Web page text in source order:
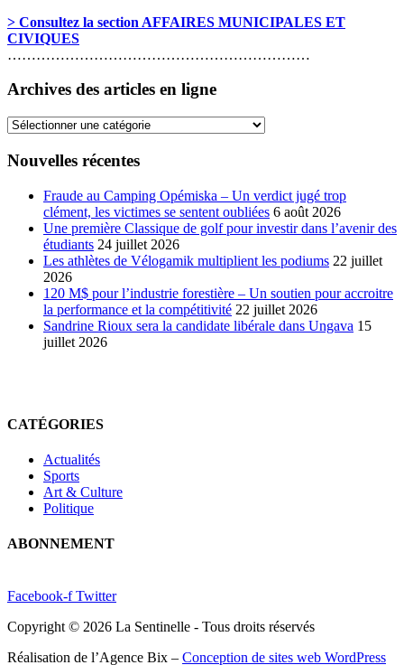
> Consultez la section AFFAIRES MUNICIPALES ET
CIVIQUES
………………………………………………………
Archives des articles en ligne
Archives
articles
Nouvelles récentes
Fraude au Camping Opémiska – Un verdict jugé trop
clément, les victimes se sentent oubliées 6 août 2026
Une première Classique de golf pour investir dans l’avenir des
étudiants 24 juillet 2026
Les athlètes de Vélogamik multiplient les podiums 22 juillet
2026
120 M$ pour l’industrie forestière – Un soutien pour accroitre
la performance et la compétitivité 22 juillet 2026
Sandrine Rioux sera la candidate libérale dans Ungava 15
juillet 2026
CATÉGORIES
Actualités
Sports
Art & Culture
Politique
ABONNEMENT
Facebook-f Twitter
Copyright © 2026 La Sentinelle - Tous droits réservés
Réalisation de l’Agence Bix – Conception de sites web WordPress